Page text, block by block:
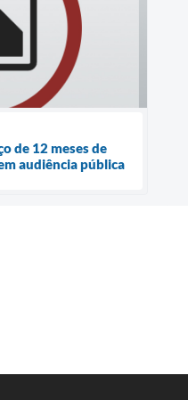
de 12 meses de
audiência pública